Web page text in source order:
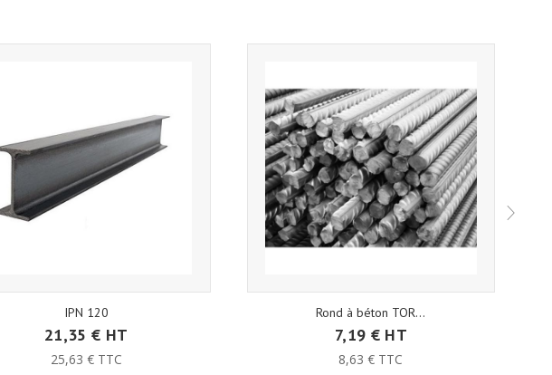
IPN 120
21,35 € HT
25,63 € TTC
Rond à béton TOR...
7,19 € HT
8,63 € TTC